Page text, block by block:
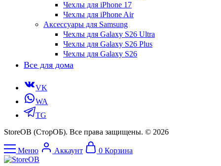
Чехлы для iPhone 17
Чехлы для iPhone Air
Аксессуары для Samsung
Чехлы для Galaxy S26 Ultra
Чехлы для Galaxy S26 Plus
Чехлы для Galaxy S26
Все для дома
VK
WA
TG
StoreOB (CторОБ). Все права защищены. © 2026
Меню Аккаунт 0 Корзина